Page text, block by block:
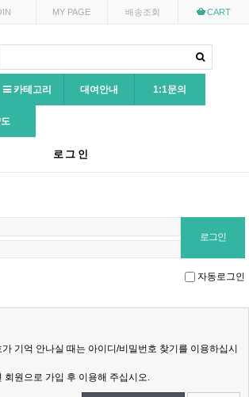
MY PAGE 배송조회 CART
카테고리 대여안내 1:1문의
로그인
자동로그인
기억 안나실 때는 아이디/비밀번호 찾기를 이용하십시
회원으로 가입 후 이용해 주십시오.